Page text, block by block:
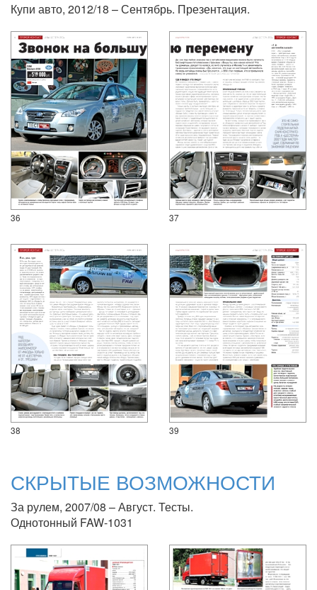
Купи авто, 2012/18 – Сентябрь. Презентация.
36 37
38 39
СКРЫТЫЕ ВОЗМОЖНОСТИ
За рулем, 2007/08 – Август. Тесты.
Однотонный FAW-1031